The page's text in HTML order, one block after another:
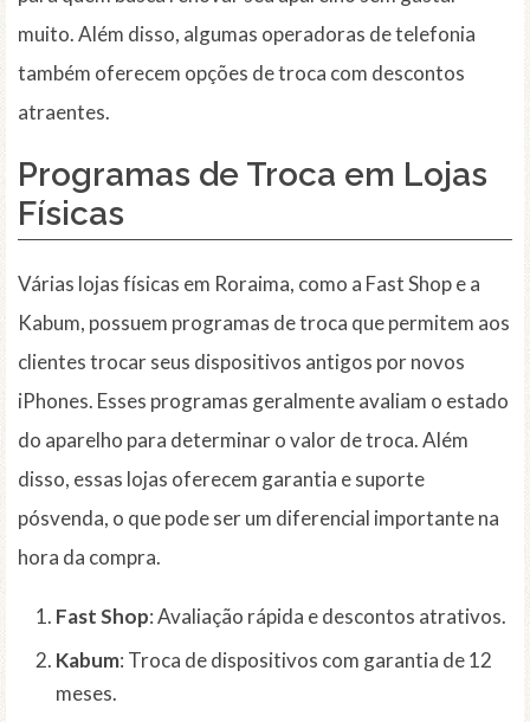
muito. Além disso, algumas operadoras de telefonia
também oferecem opções de troca com descontos
atraentes.
Programas de Troca em Lojas
Físicas
Várias lojas físicas em Roraima, como a Fast Shop e a
Kabum, possuem programas de troca que permitem aos
clientes trocar seus dispositivos antigos por novos
iPhones. Esses programas geralmente avaliam o estado
do aparelho para determinar o valor de troca. Além
disso, essas lojas oferecem garantia e suporte
pósvenda, o que pode ser um diferencial importante na
hora da compra.
Fast Shop: Avaliação rápida e descontos atrativos.
Kabum: Troca de dispositivos com garantia de 12
meses.